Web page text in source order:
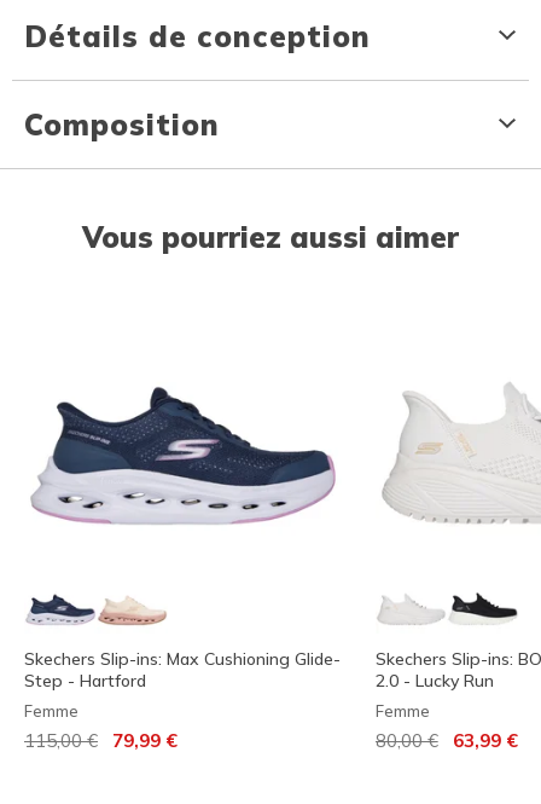
Détails de conception
Composition
Vous pourriez aussi aimer
Skechers Slip-ins: Max Cushioning Glide-
Step - Hartford
Femme
Prix réduit de
115,00 € 79,99 €
Skechers Slip-ins:
2.0 - Lucky Run
Femme
Prix réduit de
80,00 €à 63,99 €